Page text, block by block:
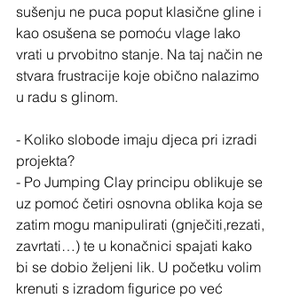
sušenju ne puca poput klasične gline i
kao osušena se pomoću vlage lako
vrati u prvobitno stanje. Na taj način ne
stvara frustracije koje obično nalazimo
u radu s glinom.
- Koliko slobode imaju djeca pri izradi
projekta?
- Po Jumping Clay principu oblikuje se
uz pomoć četiri osnovna oblika koja se
zatim mogu manipulirati (gnječiti,rezati,
zavrtati…) te u konačnici spajati kako
bi se dobio željeni lik. U početku volim
krenuti s izradom figurice po već